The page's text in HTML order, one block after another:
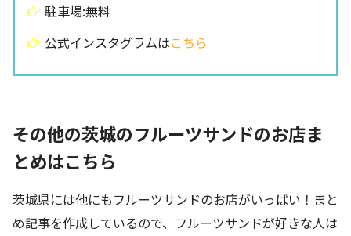
駐車場:無料
公式インスタグラムはこちら
その他の茨城のフルーツサンドのお店ま
とめはこちら
茨城県には他にもフルーツサンドのお店がいっぱい！まと
め記事を作成しているので、フルーツサンドが好きな人は